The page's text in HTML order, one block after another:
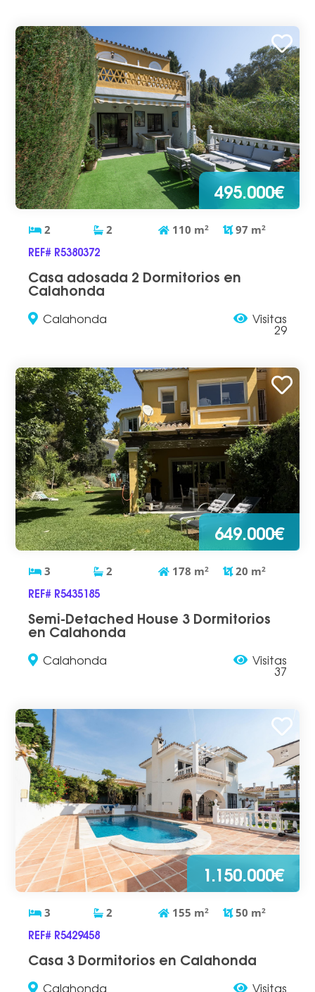
495.000€
2 2 110 m2 97 m2
REF# R5380372
Casa adosada 2 Dormitorios en
Calahonda
Calahonda Visitas
29
649.000€
3 2 178 m2 20 m2
REF# R5435185
Semi-Detached House 3 Dormitorios
en Calahonda
Calahonda Visitas
37
1.150.000€
3 2 155 m2 50 m2
REF# R5429458
Casa 3 Dormitorios en Calahonda
Calahonda Visitas